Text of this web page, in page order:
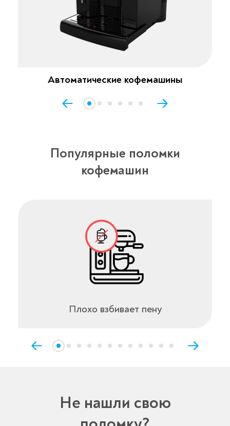
Автоматические кофемашины
Популярные поломки
кофемашин
Плохо взбивает пену
Не нашли свою